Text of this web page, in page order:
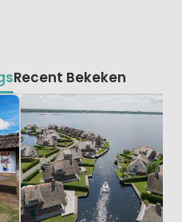
Recent Bekeken